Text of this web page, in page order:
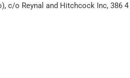
c/o Reynal and Hitchcock Inc, 386 4